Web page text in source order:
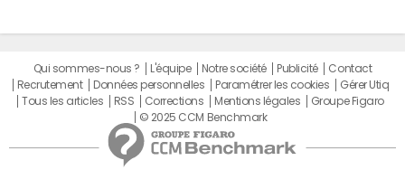
Qui sommes-nous ? L'équipe Notre société Publicité
Contact
Recrutement
Données personnelles Paramétrer les cookies
Gérer Utiq
Tous les articles
RSS Corrections Mentions légales
Groupe Figaro
© 2025 CCM Benchmark